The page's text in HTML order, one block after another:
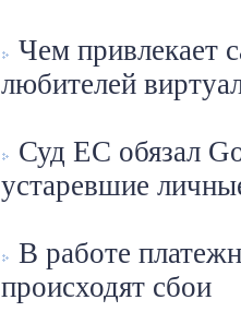
Чем привлекает
любителей
Суд ЕС обязал
устаревшие
В работе
происходят сбои